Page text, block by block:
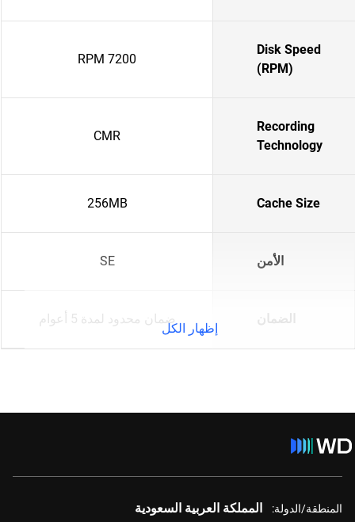
Disk Speed
(RPM)
7200 RPM
Recording
Technology
CMR
Cache Size
256MB
الأمن SE
الضمان ضمان محدود لمدة 5 أعوام
إظهار الكل
المنطقة/الدولة: المملكة العربية السعودية